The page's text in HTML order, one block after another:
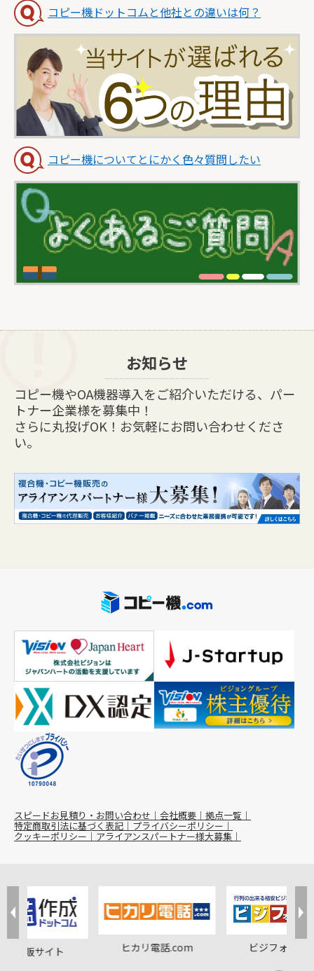
コピー機ドットコムと他社との違いは何？
コピー機についてとにかく色々質問したい
お知らせ
コピー機やOA機器導入をご紹介いただける、パー
トナー企業様を募集中！
さらに丸投げOK！お気軽にお問い合わせくださ
い。
スピードお見積り・お問い合わせ 会社概要 拠点一覧
特定商取引法に基づく表記 プライバシーポリシー
クッキーポリシー アライアンスパートナー様大募集
鑑通販サイト ヒカリ電話.com ビジフォン